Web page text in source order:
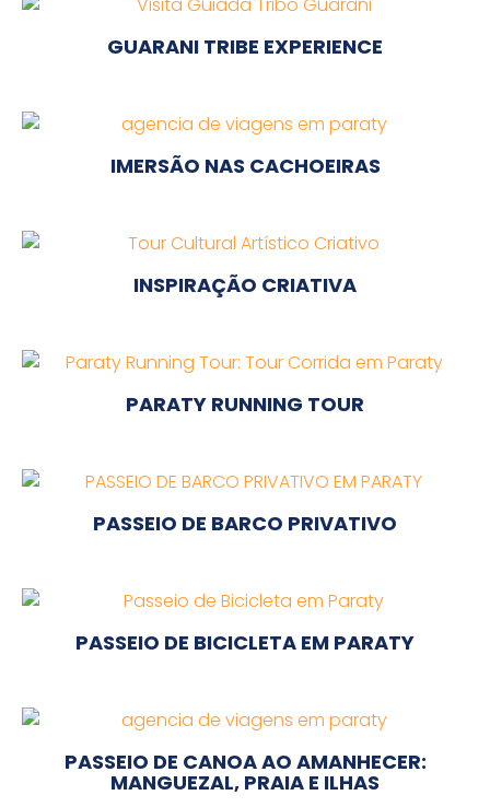
GUARANI TRIBE EXPERIENCE
IMERSÃO NAS CACHOEIRAS
INSPIRAÇÃO CRIATIVA
PARATY RUNNING TOUR
PASSEIO DE BARCO PRIVATIVO
PASSEIO DE BICICLETA EM PARATY
PASSEIO DE CANOA AO AMANHECER:
MANGUEZAL, PRAIA E ILHAS